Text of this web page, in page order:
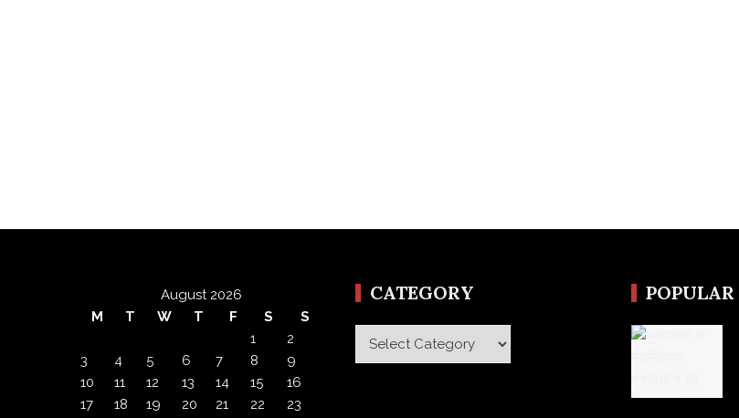
August 2026
M
T W T F S
S
1
2
3
4 5 6 7 8
9
10
11 12 13 14 15
16
17
18 19 20 21 22 23
CATEGORY
Category
POPULAR